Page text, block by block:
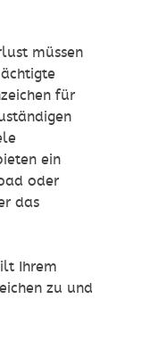
müssen
für
ein
oder
das
Ihrem
ichen zu und